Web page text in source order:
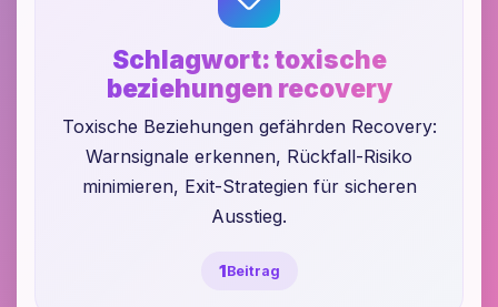
Schlagwort:toxische
beziehungen recovery
Toxische Beziehungen gefährden Recovery:
Warnsignale erkennen, Rückfall-Risiko
minimieren, Exit-Strategien für sicheren
Ausstieg.
1Beitrag